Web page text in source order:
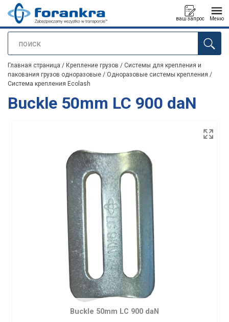
поиск
ваш запрос Меню
Продукт добавлен в ваш запрос
Главная страница / Крепление грузов / Системы для крепления и
пакования грузов одноразовые / Одноразовые системы крепления /
Система крепления Ecolash
Buckle 50mm LC 900 daN
Buckle 50mm LC 900 daN